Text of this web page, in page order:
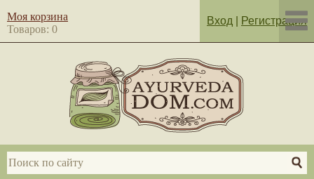
Моя корзина
Товаров: 0
Вход Регистрация